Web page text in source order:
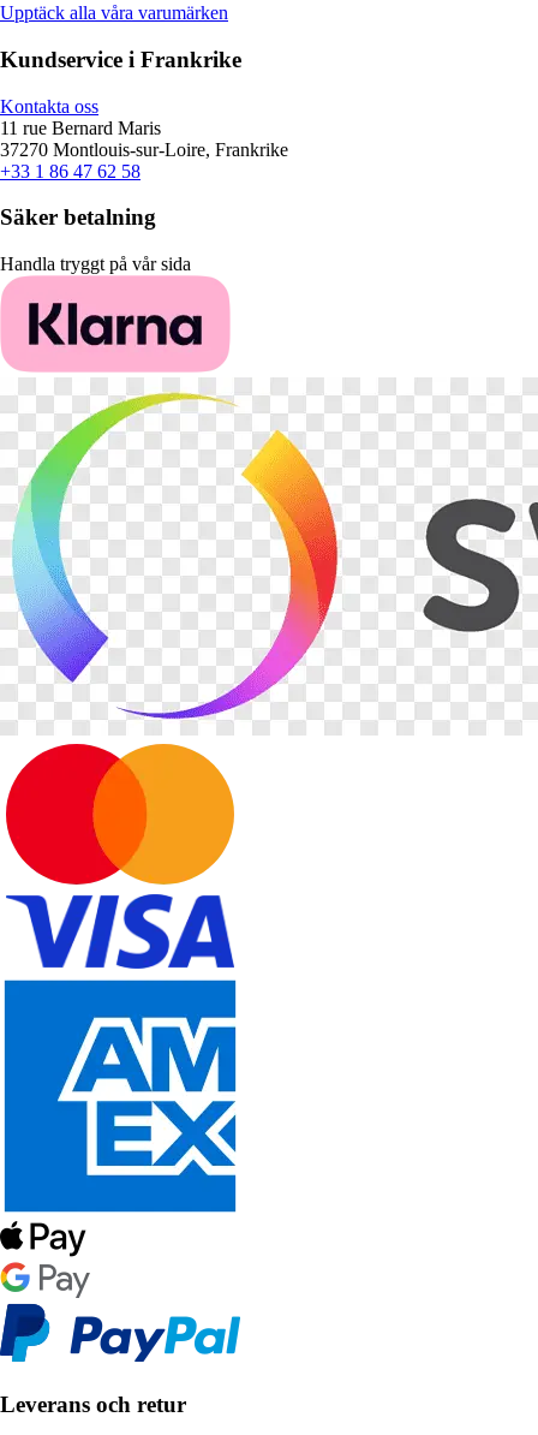
Upptäck alla våra varumärken
Kundservice i Frankrike
Kontakta oss
11 rue Bernard Maris
37270 Montlouis-sur-Loire, Frankrike
+33 1 86 47 62 58
Säker betalning
Handla tryggt på vår sida
Leverans och retur